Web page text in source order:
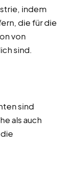
indem
die für die
von
sind.
sind
als auch